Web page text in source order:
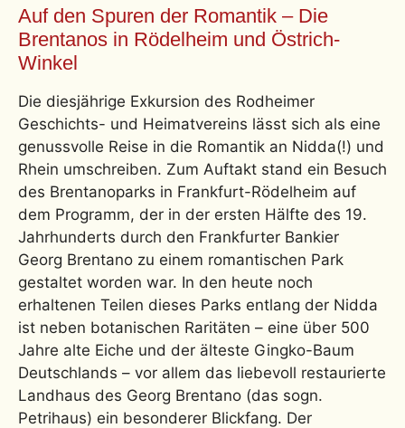
Auf den Spuren der Romantik – Die
Brentanos in Rödelheim und Östrich-
Winkel
Die diesjährige Exkursion des Rodheimer
Geschichts- und Heimatvereins lässt sich als eine
genussvolle Reise in die Romantik an Nidda(!) und
Rhein umschreiben. Zum Auftakt stand ein Besuch
des Brentanoparks in Frankfurt-Rödelheim auf
dem Programm, der in der ersten Hälfte des 19.
Jahrhunderts durch den Frankfurter Bankier
Georg Brentano zu einem romantischen Park
gestaltet worden war. In den heute noch
erhaltenen Teilen dieses Parks entlang der Nidda
ist neben botanischen Raritäten – eine über 500
Jahre alte Eiche und der älteste Gingko-Baum
Deutschlands – vor allem das liebevoll restaurierte
Landhaus des Georg Brentano (das sogn.
Petrihaus) ein besonderer Blickfang. Der